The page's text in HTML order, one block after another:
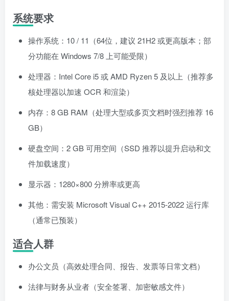
系统要求
操作系统：10 / 11（64位，建议 21H2 或更高版本；部
分功能在 Windows 7/8 上可能受限）
处理器：Intel Core i5 或 AMD Ryzen 5 及以上（推荐多
核处理器以加速 OCR 和渲染）
内存：8 GB RAM（处理大型或多页文档时强烈推荐 16
GB）
硬盘空间：2 GB 可用空间（SSD 推荐以提升启动和文
件加载速度）
显示器：1280×800 分辨率或更高
其他：需安装 Microsoft Visual C++ 2015-2022 运行库
（通常已预装）
适合人群
办公文员（高效处理合同、报告、发票等日常文档）
法律与财务从业者（安全签署、加密敏感文件）